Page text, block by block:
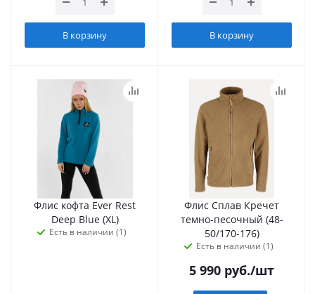
В корзину В корзину
Флис кофта Ever Rest
Deep Blue (XL)
Есть в наличии (1)
Флис Сплав Кречет
темно-песочный (48-
50/170-176)
Есть в наличии (1)
5 990 руб./шт